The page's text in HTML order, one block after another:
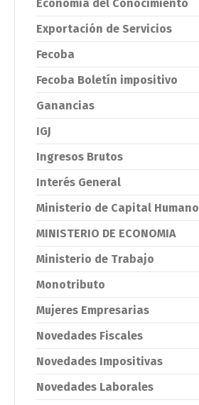
Economía del Conocimiento
Exportación de Servicios
Fecoba
Fecoba Boletín impositivo
Ganancias
IGJ
Ingresos Brutos
Interés General
Ministerio de Capital Humano
MINISTERIO DE ECONOMIA
Ministerio de Trabajo
Monotributo
Mujeres Empresarias
Novedades Fiscales
Novedades Impositivas
Novedades Laborales